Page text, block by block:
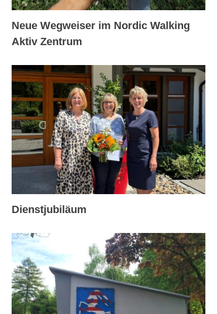
Neue Wegweiser im Nordic Walking
Aktiv Zentrum
Dienstjubiläum